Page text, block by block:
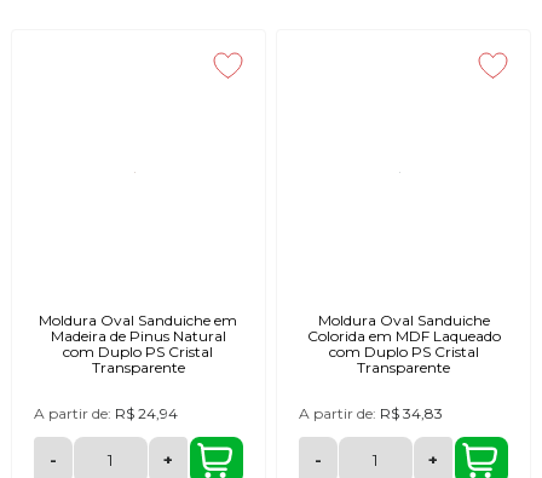
Moldura Oval Sanduiche em
Madeira de Pinus Natural
com Duplo PS Cristal
Transparente
A partir de: R$ 24,94
- +
Moldura Oval Sanduiche
Colorida em MDF Laqueado
com Duplo PS Cristal
Transparente
A partir de: R$ 34,83
- +